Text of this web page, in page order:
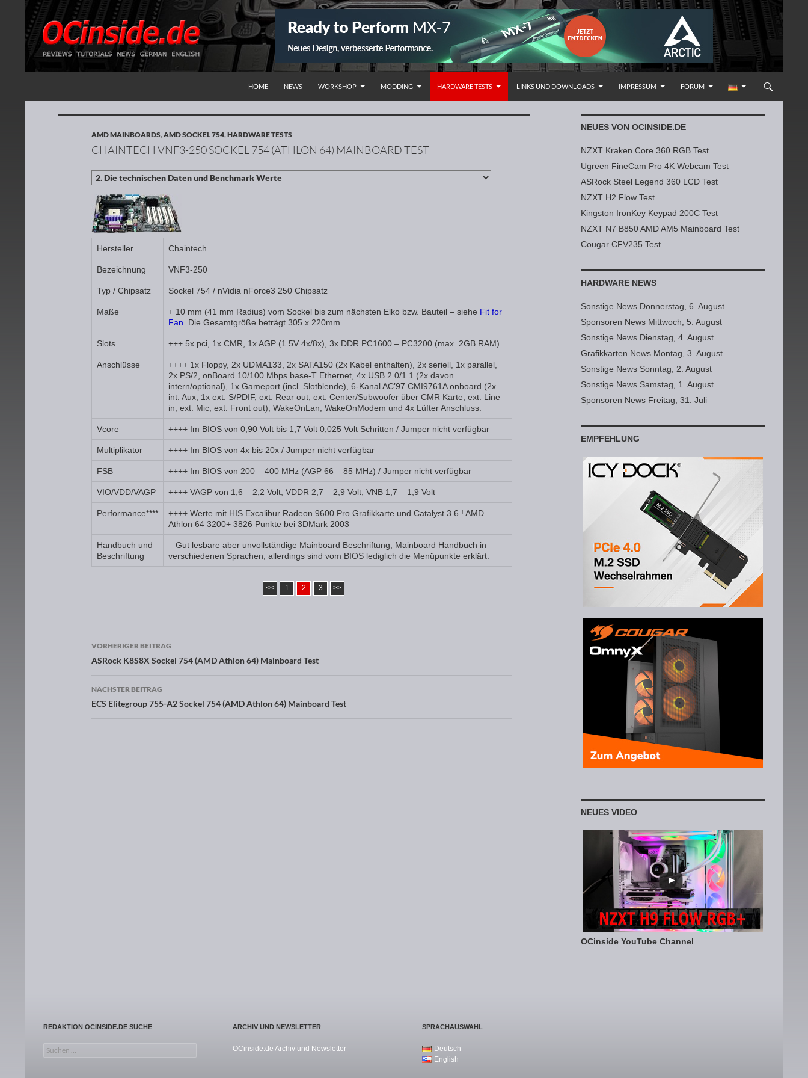
HOME
NEWS WORKSHOP MODDING HARDWARE TESTS LINKS UND DOWNLOADS IMPRESSUM FORUM
AMD MAINBOARDS,AMD SOCKEL 754,HARDWARE TESTS
CHAINTECH VNF3-250 SOCKEL 754 (ATHLON 64) MAINBOARD TEST
Hersteller Chaintech
Bezeichnung VNF3-250
Typ / Chipsatz Sockel 754 / nVidia nForce3 250 Chipsatz
Maße + 10 mm (41 mm Radius) vom Sockel bis zum nächsten Elko bzw. Bauteil – siehe Fit for
Fan . Die Gesamtgröße beträgt 305 x 220mm.
Slots +++ 5x pci, 1x CMR, 1x AGP (1.5V 4x/8x), 3x DDR PC1600 – PC3200 (max. 2GB RAM)
Anschlüsse
++++ 1x Floppy, 2x UDMA133, 2x SATA150 (2x Kabel enthalten), 2x seriell, 1x parallel,
2x PS/2, onBoard 10/100 Mbps base-T Ethernet, 4x USB 2.0/1.1 (2x davon
intern/optional), 1x Gameport (incl. Slotblende), 6-Kanal AC’97 CMI9761A onboard (2x
int. Aux, 1x ext. S/PDIF, ext. Rear out, ext. Center/Subwoofer über CMR Karte, ext. Line
in, ext. Mic, ext. Front out), WakeOnLan, WakeOnModem und 4x Lüfter Anschluss.
Vcore ++++ Im BIOS von 0,90 Volt bis 1,7 Volt 0,025 Volt Schritten / Jumper nicht verfügbar
Multiplikator ++++ Im BIOS von 4x bis 20x / Jumper nicht verfügbar
FSB ++++ Im BIOS von 200 – 400 MHz (AGP 66 – 85 MHz) / Jumper nicht verfügbar
VIO/VDD/VAGP ++++ VAGP von 1,6 – 2,2 Volt, VDDR 2,7 – 2,9 Volt, VNB 1,7 – 1,9 Volt
Performance****
++++ Werte mit HIS Excalibur Radeon 9600 Pro Grafikkarte und Catalyst 3.6 ! AMD
Athlon 64 3200+ 3826 Punkte bei 3DMark 2003
Handbuch und
Beschriftung
– Gut lesbare aber unvollständige Mainboard Beschriftung, Mainboard Handbuch in
verschiedenen Sprachen, allerdings sind vom BIOS lediglich die Menüpunkte erklärt.
<< 1 2 3 >>
Beitragsnavigation
VORHERIGER BEITRAG
ASRock K8S8X Sockel 754 (AMD Athlon 64) Mainboard Test
NÄCHSTER BEITRAG
ECS Elitegroup 755-A2 Sockel 754 (AMD Athlon 64) Mainboard Test
NEUES VON OCINSIDE.DE
NZXT Kraken Core 360 RGB Test
Ugreen FineCam Pro 4K Webcam Test
ASRock Steel Legend 360 LCD Test
NZXT H2 Flow Test
Kingston IronKey Keypad 200C Test
NZXT N7 B850 AMD AM5 Mainboard Test
Cougar CFV235 Test
HARDWARE NEWS
Sonstige News Donnerstag, 6. August
Sponsoren News Mittwoch, 5. August
Sonstige News Dienstag, 4. August
Grafikkarten News Montag, 3. August
Sonstige News Sonntag, 2. August
Sonstige News Samstag, 1. August
Sponsoren News Freitag, 31. Juli
EMPFEHLUNG
NEUES VIDEO
OCinside YouTube Channel
REDAKTION OCINSIDE.DE SUCHE
Suchen nach:
ARCHIV UND NEWSLETTER
OCinside.de Archiv und Newsletter
SPRACHAUSWAHL
Deutsch
English